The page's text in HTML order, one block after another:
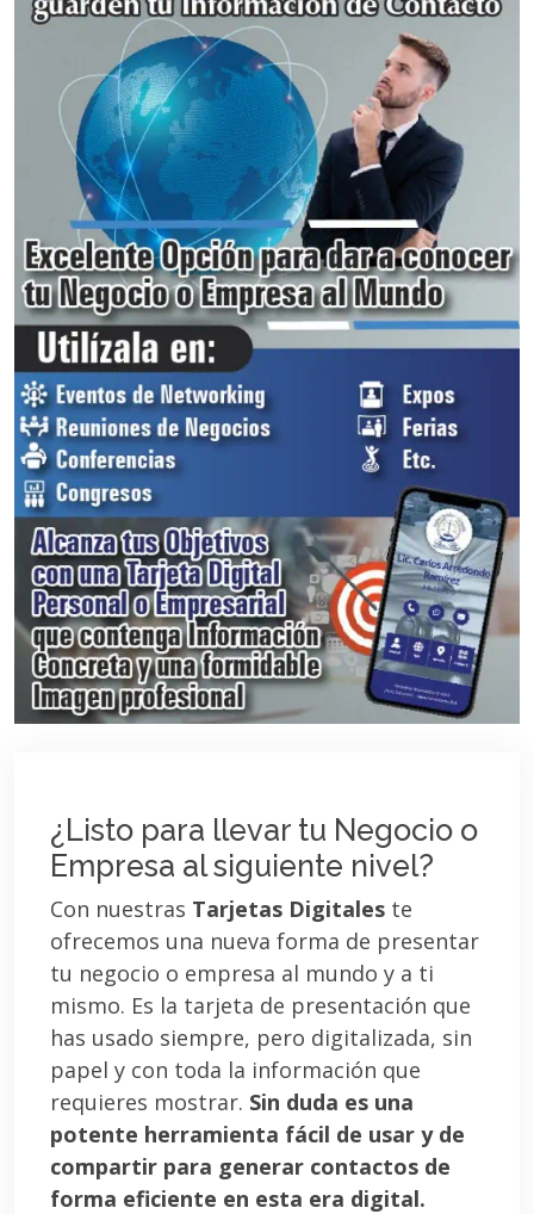
¿Listo para llevar tu Negocio o
Empresa al siguiente nivel?
Con nuestras Tarjetas Digitales te
ofrecemos una nueva forma de presentar
tu negocio o empresa al mundo y a ti
mismo. Es la tarjeta de presentación que
has usado siempre, pero digitalizada, sin
papel y con toda la información que
requieres mostrar. Sin duda es una
potente herramienta fácil de usar y de
compartir para generar contactos de
forma eficiente en esta era digital.